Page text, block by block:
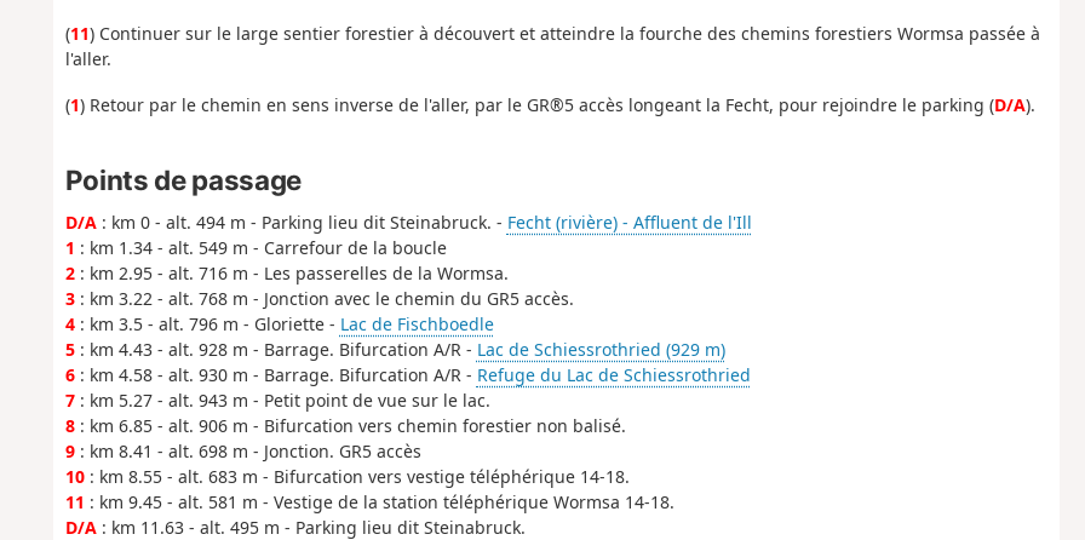
(11) Continuer sur le large sentier forestier à découvert et atteindre la fourche des chemins forestiers Wormsa passée à
l'aller.
(1) Retour par le chemin en sens inverse de l'aller, par le GR®5 accès longeant la Fecht, pour rejoindre le parking (D/A).
Points de passage
D/A: km 0 - alt. 494 m - Parking lieu dit Steinabruck. - Fecht (rivière) - Affluent de l'Ill
1 : km 1.34 - alt. 549 m - Carrefour de la boucle
2: km 2.95 - alt. 716 m - Les passerelles de la Wormsa.
3: km 3.22 - alt. 768 m - Jonction avec le chemin du GR5 accès.
4: km 3.5 - alt. 796 m - Gloriette - Lac de Fischboedle
5: km 4.43 - alt. 928 m - Barrage. Bifurcation A/R - Lac de Schiessrothried (929 m)
6: km 4.58 - alt. 930 m - Barrage. Bifurcation A/R - Refuge du Lac de Schiessrothried
7: km 5.27 - alt. 943 m - Petit point de vue sur le lac.
8: km 6.85 - alt. 906 m - Bifurcation vers chemin forestier non balisé.
9: km 8.41 - alt. 698 m - Jonction. GR5 accès
10: km 8.55 - alt. 683 m - Bifurcation vers vestige téléphérique 14-18.
11 : km 9.45 - alt. 581 m - Vestige de la station téléphérique Wormsa 14-18.
D/A: km 11.63 - alt. 495 m - Parking lieu dit Steinabruck.